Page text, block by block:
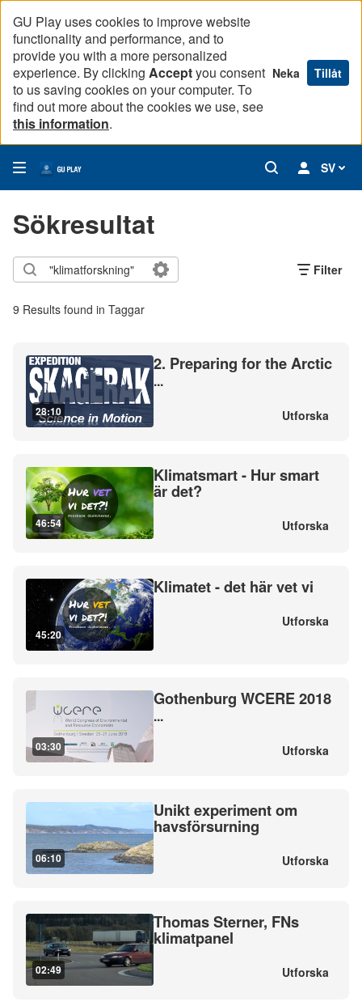
GU Play uses cookies to improve website
functionality and performance, and to
provide you with a more personalized
experience. By clicking Acceptyou consent
to us saving cookies on your computer. To
find out more about the cookies we use, see
this information.
Neka Tillåt
SV
Sökresultat
Filter
9 Results found in Taggar
28:10
2. Preparing for the Arctic
...
Utforska
46:54
Klimatsmart - Hur smart
är det?
Utforska
45:20
Klimatet - det här vet vi
Utforska
03:30
Gothenburg WCERE 2018
...
Utforska
06:10
Unikt experiment om
havsförsurning
Utforska
02:49
Thomas Sterner, FNs
klimatpanel
Utforska